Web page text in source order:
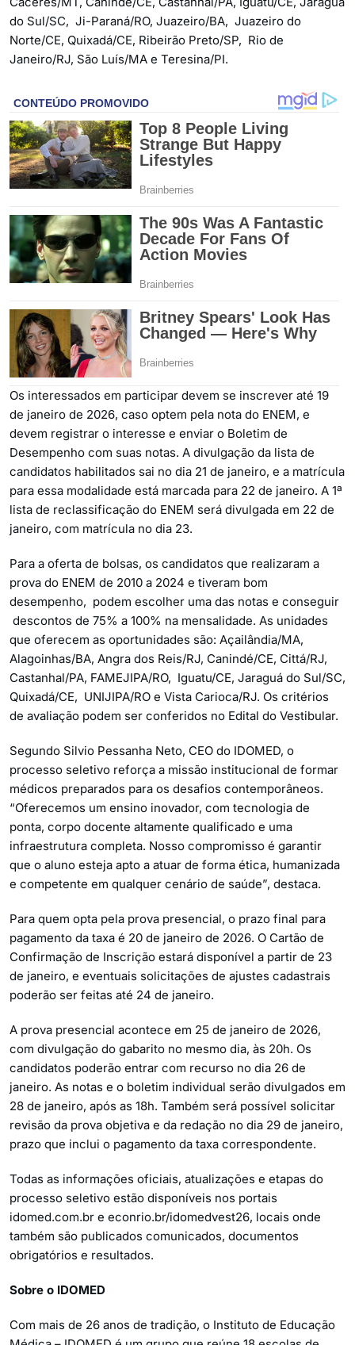
do Sul/SC, Ji-Paraná/RO, Juazeiro/BA, Juazeiro do
Norte/CE, Quixadá/CE, Ribeirão Preto/SP, Rio de
Janeiro/RJ, São Luís/MA e Teresina/PI.
Os interessados em participar devem se inscrever até 19
de janeiro de 2026, caso optem pela nota do ENEM, e
devem registrar o interesse e enviar o Boletim de
Desempenho com suas notas. A divulgação da lista de
candidatos habilitados sai no dia 21 de janeiro, e a matrícula
para essa modalidade está marcada para 22 de janeiro. A 1ª
lista de reclassificação do ENEM será divulgada em 22 de
janeiro, com matrícula no dia 23.
Para a oferta de bolsas, os candidatos que realizaram a
prova do ENEM de 2010 a 2024 e tiveram bom
desempenho, podem escolher uma das notas e conseguir
descontos de 75% a 100% na mensalidade. As unidades
que oferecem as oportunidades são: Açailândia/MA,
Alagoinhas/BA, Angra dos Reis/RJ, Canindé/CE, Cittá/RJ,
Castanhal/PA, FAMEJIPA/RO, Iguatu/CE, Jaraguá do Sul/SC,
Quixadá/CE, UNIJIPA/RO e Vista Carioca/RJ. Os critérios
de avaliação podem ser conferidos no Edital do Vestibular.
Segundo Silvio Pessanha Neto, CEO do IDOMED, o
processo seletivo reforça a missão institucional de formar
médicos preparados para os desafios contemporâneos.
“Oferecemos um ensino inovador, com tecnologia de
ponta, corpo docente altamente qualificado e uma
infraestrutura completa. Nosso compromisso é garantir
que o aluno esteja apto a atuar de forma ética, humanizada
e competente em qualquer cenário de saúde”, destaca.
Para quem opta pela prova presencial, o prazo final para
pagamento da taxa é 20 de janeiro de 2026. O Cartão de
Confirmação de Inscrição estará disponível a partir de 23
de janeiro, e eventuais solicitações de ajustes cadastrais
poderão ser feitas até 24 de janeiro.
A prova presencial acontece em 25 de janeiro de 2026,
com divulgação do gabarito no mesmo dia, às 20h. Os
candidatos poderão entrar com recurso no dia 26 de
janeiro. As notas e o boletim individual serão divulgados em
28 de janeiro, após as 18h. Também será possível solicitar
revisão da prova objetiva e da redação no dia 29 de janeiro,
prazo que inclui o pagamento da taxa correspondente.
Todas as informações oficiais, atualizações e etapas do
processo seletivo estão disponíveis nos portais
idomed.com.br e econrio.br/idomedvest26, locais onde
também são publicados comunicados, documentos
obrigatórios e resultados.
Sobre o IDOMED
Com mais de 26 anos de tradição, o Instituto de Educação